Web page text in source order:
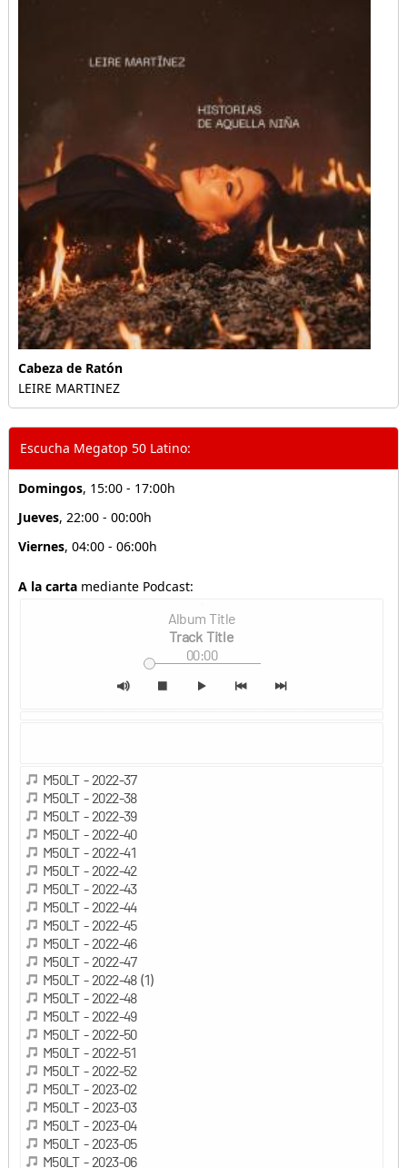
Cabeza de Ratón
LEIRE MARTINEZ
Escucha Megatop 50 Latino:
Domingos, 15:00 - 17:00h
Jueves, 22:00 - 00:00h
Viernes, 04:00 - 06:00h
A la cartamediante Podcast: